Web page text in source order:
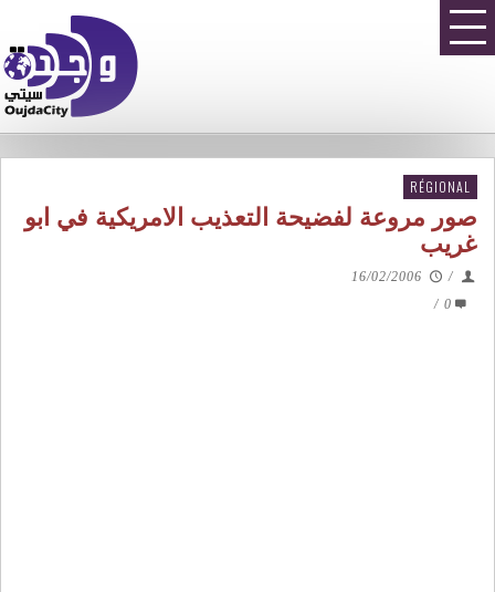
RÉGIONAL
صور مروعة لفضيحة التعذيب الامريكية في ابو
غريب
/
16/02/2006
0
/